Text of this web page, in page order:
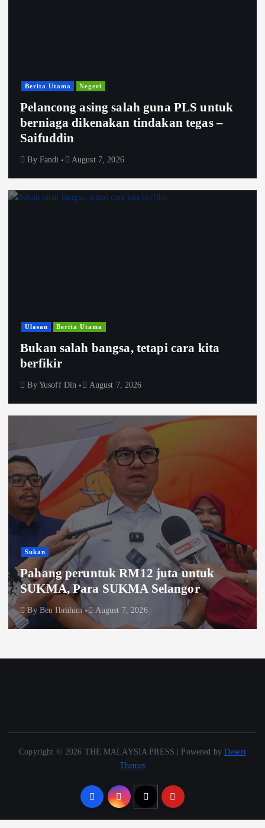
Berita Utama Negeri
Pelancong asing salah guna PLS untuk
berniaga dikenakan tindakan tegas –
Saifuddin
By Fandi August 7, 2026
Ulasan Berita Utama
Bukan salah bangsa, tetapi cara kita
berfikir
By Yusoff Din August 7, 2026
Sukan
Pahang peruntuk RM12 juta untuk
SUKMA, Para SUKMA Selangor
By Ben Ibrahim August 7, 2026
Copyright © 2026 THE MALAYSIA PRESS | Powered byDesert
Themes